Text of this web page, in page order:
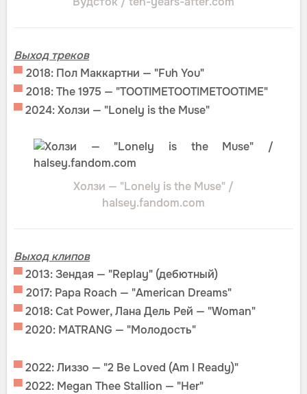
Выход треков
▀ 2018: Пол Маккартни — "Fuh You"
▀ 2018: The 1975 — "TOOTIMETOOTIMETOOTIME"
▀2024: Холзи — "Lonely is the Muse"
Холзи — "Lonely is the Muse" /
halsey.fandom.com
Выход клипов
▀2013: Зендая — "Replay" (дебютный)
▀ 2017: Papa Roach — "American Dreams"
▀2018: Cat Power, Лана Дель Рей — "Woman"
▀2020: MATRANG — "Молодость"
▀2022: Лиззо — "2 Be Loved (Am I Ready)"
▀2022: Megan Thee Stallion — "Her"